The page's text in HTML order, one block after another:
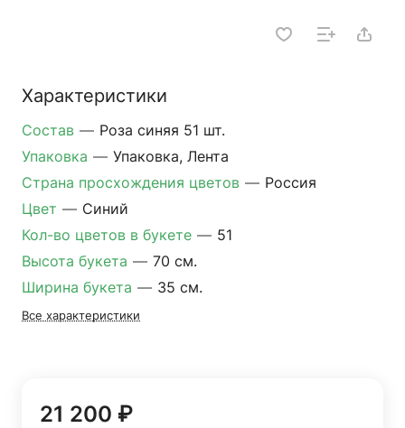
Характеристики
Состав — Роза синяя 51 шт.
Упаковка — Упаковка, Лента
Страна просхождения цветов — Россия
Цвет — Синий
Кол-во цветов в букете — 51
Высота букета — 70 см.
Ширина букета — 35 см.
Все характеристики
21 200 ₽